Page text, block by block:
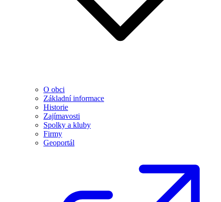
O obci
Základní informace
Historie
Zajímavosti
Spolky a kluby
Firmy
Geoportál